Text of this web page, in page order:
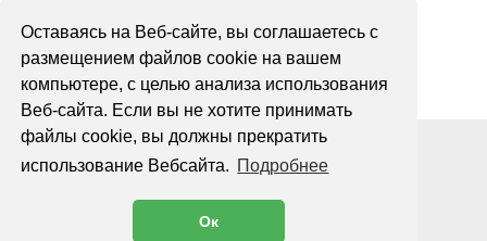
Оставаясь на Веб-сайте, вы соглашаетесь с
размещением файлов cookie на вашем
компьютере, с целью анализа использования
Веб-сайта. Если вы не хотите принимать
файлы cookie, вы должны прекратить
использование Вебсайта. Подробнее
Ок
В КОРЗИНУ В КОРЗИНУ